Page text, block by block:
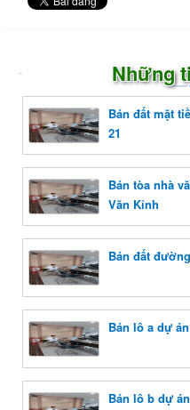
Những
Bán đất mặt
21
Bán tòa nhà
Văn Kỉnh
Bán đất
Bán lô a dự
Bán lô b dự